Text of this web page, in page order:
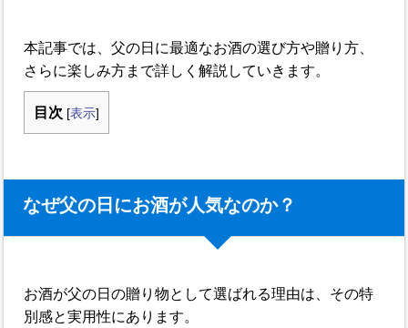
本記事では、父の日に最適なお酒の選び方や贈り方、
さらに楽しみ方まで詳しく解説していきます。
目次 [表示]
なぜ父の日にお酒が人気なのか？
お酒が父の日の贈り物として選ばれる理由は、その特
別感と実用性にあります。